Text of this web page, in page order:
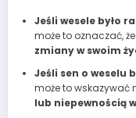
Jeśli wesele było
może to oznaczać, że
zmiany w swoim
Jeśli sen o weselu
może to wskazywać
lub niepewnością